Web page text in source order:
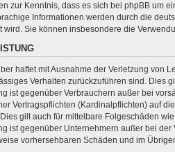
zur Kenntnis, dass es sich bei phpBB um
Informationen werden durch die
wird. Sie können insbesondere die
haftet mit Ausnahme der Verletzung von
Verhalten zurückzuführen sind. Dies
ist gegenüber Verbrauchern außer bei
Vertragspflichten (Kardinalpflichten) auf
gilt auch für mittelbare Folgeschäden
ist gegenüber Unternehmern außer bei
vorhersehbaren Schäden und im